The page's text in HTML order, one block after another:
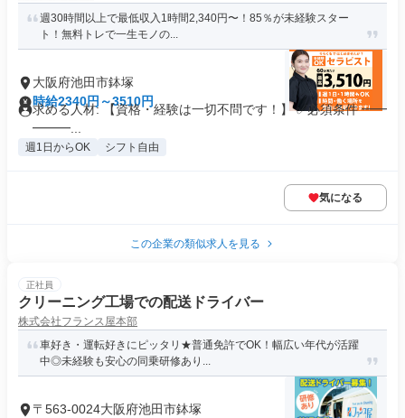
週30時間以上で最低収入1時間2,340円〜！85％が未経験スター
ト！無料トレで一生モノの...
大阪府池田市鉢塚
時給2340円～3510円
求める人材: 【資格・経験は一切不問です！】 ✅必須条件 ━━
━━━...
週1日からOK シフト自由
気になる
この企業の類似求人を見る
正社員
クリーニング工場での配送ドライバー
株式会社フランス屋本部
車好き・運転好きにピッタリ★普通免許でOK！幅広い年代が活躍
中◎未経験も安心の同乗研修あり...
〒563-0024大阪府池田市鉢塚